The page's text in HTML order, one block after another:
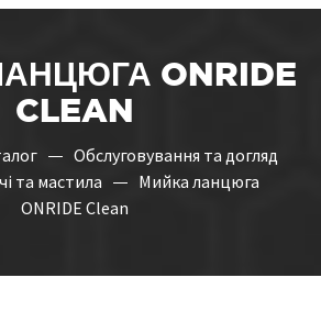
ONRIDE
CLEAN
Обслуговування та догляд
та мастила
Мийка ланцюга
ONRIDE Clean